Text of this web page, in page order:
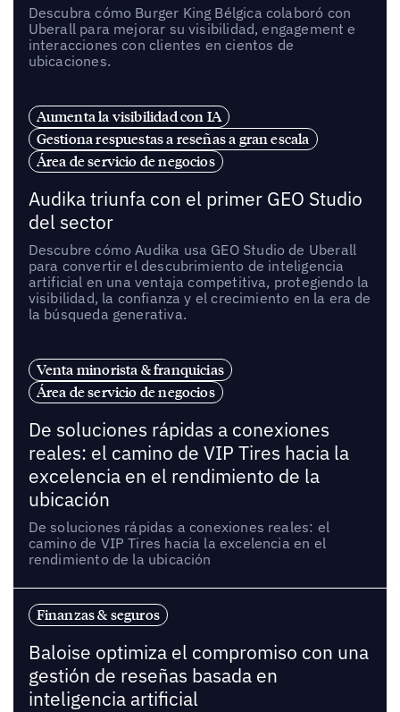
Descubra cómo Burger King Bélgica colaboró con
Uberall para mejorar su visibilidad, engagement e
interacciones con clientes en cientos de
ubicaciones.
Aumenta la visibilidad con IA
Gestiona respuestas a reseñas a gran escala
Área de servicio de negocios
Audika triunfa con el primer GEO Studio
del sector
Descubre cómo Audika usa GEO Studio de Uberall
para convertir el descubrimiento de inteligencia
artificial en una ventaja competitiva, protegiendo la
visibilidad, la confianza y el crecimiento en la era de
la búsqueda generativa.
Venta minorista & franquicias
Área de servicio de negocios
De soluciones rápidas a conexiones
reales: el camino de VIP Tires hacia la
excelencia en el rendimiento de la
ubicación
De soluciones rápidas a conexiones reales: el
camino de VIP Tires hacia la excelencia en el
rendimiento de la ubicación
Finanzas & seguros
Baloise optimiza el compromiso con una
gestión de reseñas basada en
inteligencia artificial